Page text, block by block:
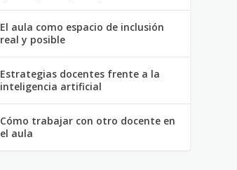
El aula como espacio de inclusión
real y posible
Estrategias docentes frente a la
inteligencia artificial
Cómo trabajar con otro docente en
el aula